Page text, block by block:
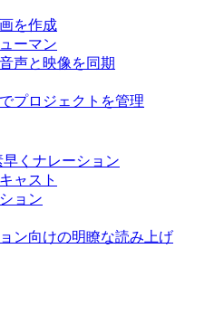
を作成
ーマン
声と映像を同期
プロジェクトを管理
くナレーション
ャスト
ョン
ン向けの明瞭な読み上げ